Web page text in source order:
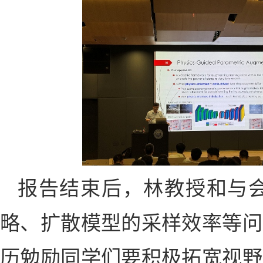
报告结束后，林教授和与
略、扩散模型的采样效率等
历勉励 同学们要积极拓宽视